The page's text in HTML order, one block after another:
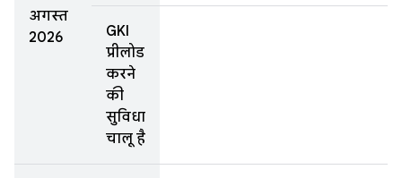
अगस्त
2026
GKI
प्रीलोड
करने
की
सुविधा
चालू है